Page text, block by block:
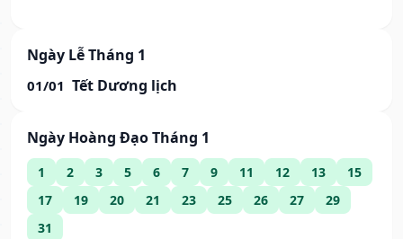
Ngày Lễ Tháng 1
01/01 Tết Dương lịch
Ngày Hoàng Đạo Tháng 1
1 2 3 5 6 7 9 11 12 13
15
17
19 20 21 23 25 26 27
29
31